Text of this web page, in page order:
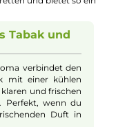
14ml Longfill